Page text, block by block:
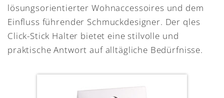
lösungsorientierter Wohnaccessoires und dem
Einfluss führender Schmuckdesigner. Der qles
Click-Stick Halter bietet eine stilvolle und
praktische Antwort auf alltägliche Bedürfnisse.